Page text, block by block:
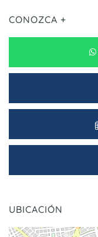
CONOZCA +
UBICACIÓN